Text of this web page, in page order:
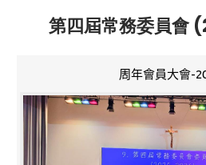
第四屆常務委員
周年會員大會-